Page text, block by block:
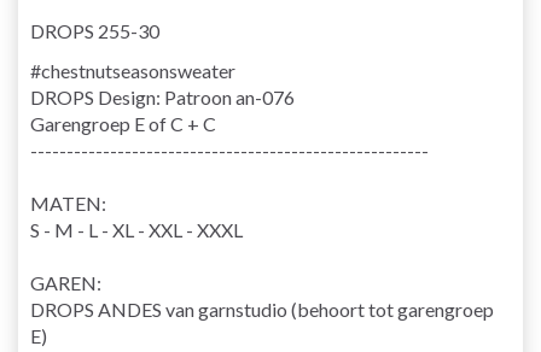
DROPS 255-30
#chestnutseasonsweater
DROPS Design: Patroon an-076
Garengroep E of C + C
-------------------------------------------------------
MATEN:
S - M - L - XL - XXL - XXXL
GAREN:
DROPS ANDES van garnstudio (behoort tot garengroep
E)